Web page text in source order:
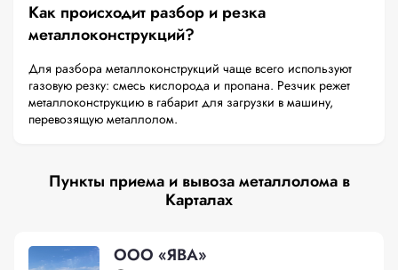
Как происходит разбор и резка
металлоконструкций?
Для разбора металлоконструкций чаще всего используют
газовую резку: смесь кислорода и пропана. Резчик режет
металлоконструкцию в габарит для загрузки в машину,
перевозящую металлолом.
Пункты приема и вывоза металлолома в
Карталах
ООО «ЯВА»